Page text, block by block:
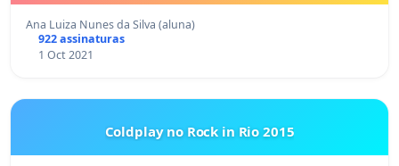
Ana Luiza Nunes da Silva (aluna)
922 assinaturas
1 Oct 2021
Coldplay no Rock in Rio 2015